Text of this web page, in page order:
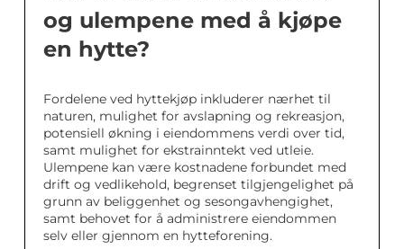
og ulempene med å kjøpe
en hytte?
Fordelene ved hyttekjøp inkluderer nærhet til
naturen, mulighet for avslapning og rekreasjon,
potensiell økning i eiendommens verdi over tid,
samt mulighet for ekstrainntekt ved utleie.
Ulempene kan være kostnadene forbundet med
drift og vedlikehold, begrenset tilgjengelighet på
grunn av beliggenhet og sesongavhengighet,
samt behovet for å administrere eiendommen
selv eller gjennom en hytteforening.